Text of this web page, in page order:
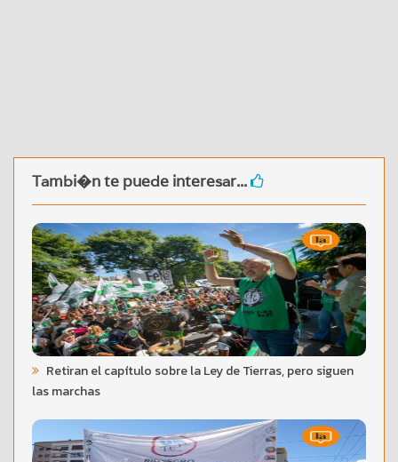
Tambi�n te puede interesar...
Retiran el capítulo sobre la Ley de Tierras, pero siguen
las marchas